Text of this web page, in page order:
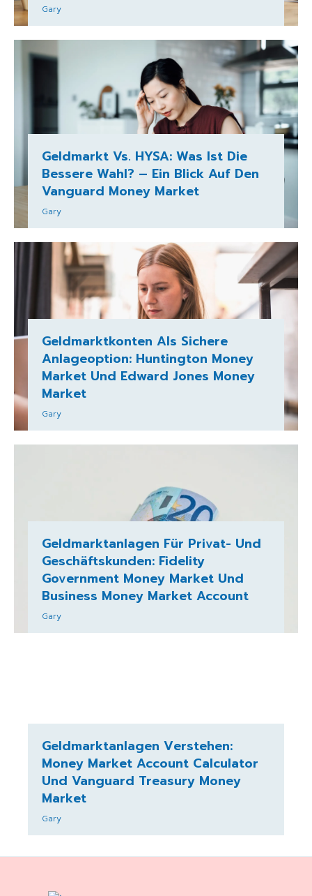
Gary
Geldmarkt Vs. HYSA: Was Ist Die
Bessere Wahl? – Ein Blick Auf Den
Vanguard Money Market
Gary
Geldmarktkonten Als Sichere
Anlageoption: Huntington Money
Market Und Edward Jones Money
Market
Gary
Geldmarktanlagen Für Privat- Und
Geschäftskunden: Fidelity
Government Money Market Und
Business Money Market Account
Gary
Geldmarktanlagen Verstehen:
Money Market Account Calculator
Und Vanguard Treasury Money
Market
Gary